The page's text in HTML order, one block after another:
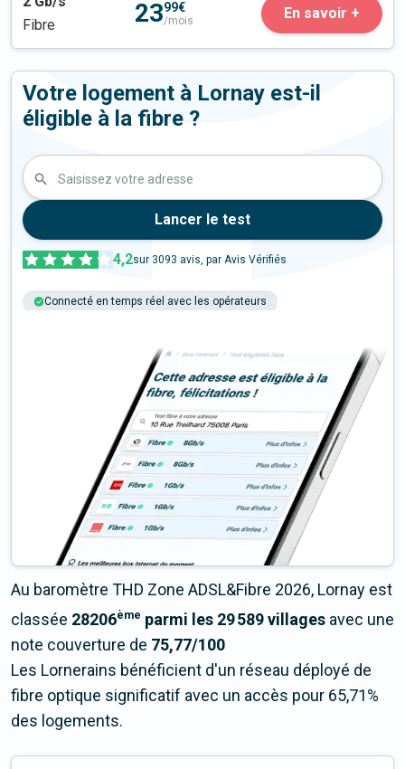
Fibre
2399€
/mois En savoir +
Votre logement à Lornay est-il
éligible à la fibre ?
Saisissez votre adresse
Lancer le test
4,2sur 3093 avis, par Avis Vérifiés
Connecté en temps réel avec les opérateurs
Au baromètre THD Zone ADSL&Fibre 2026, Lornay est
classée 28206ème parmi les 29 589 villages avec une
note couverture de 75,77/100
Les Lornerains bénéficient d'un réseau déployé de
fibre optique significatif avec un accès pour 65,71%
des logements.